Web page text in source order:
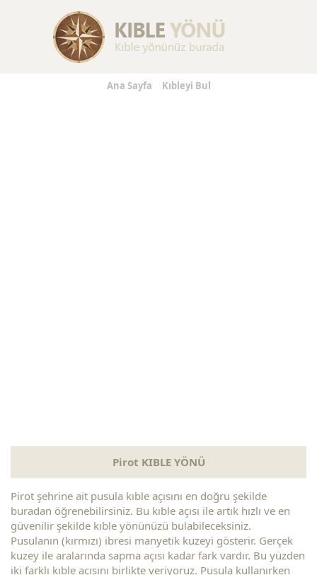
Replica Handbags
Ana Sayfa Kıbleyi Bul
Pirot KIBLE YÖNÜ
Pirot şehrine ait pusula kıble açısını en doğru şekilde
buradan öğrenebilirsiniz. Bu kıble açısı ile artık hızlı ve en
güvenilir şekilde kıble yönünüzü bulabileceksiniz.
Pusulanın (kırmızı) ibresi manyetik kuzeyi gösterir. Gerçek
kuzey ile aralarında sapma açısı kadar fark vardır. Bu yüzden
iki farklı kıble açısını birlikte veriyoruz. Pusula kullanırken